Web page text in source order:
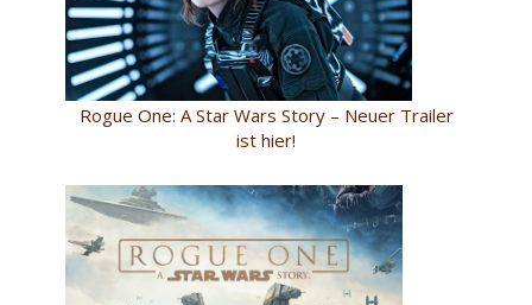
Rogue One: A Star Wars Story – Neuer Trailer
ist hier!